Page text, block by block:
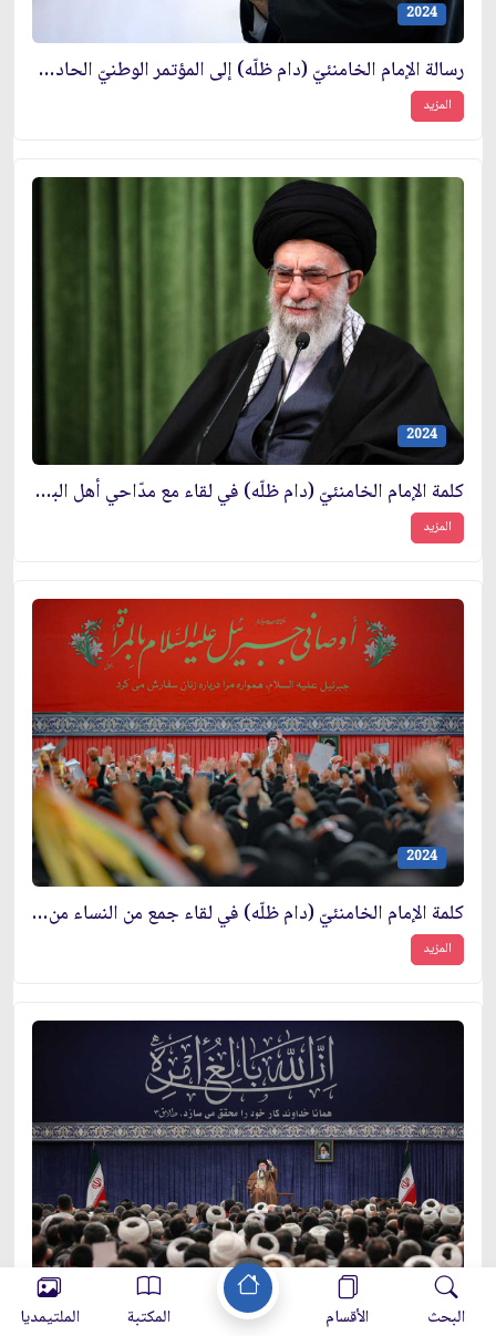
2024
رسالة الإمام الخامنئيّ (دام ظلّه) إلى المؤتمر الوطنيّ الحادي والثلاثين للصلاة
المزيد
2024
كلمة الإمام الخامنئيّ (دام ظلّه) في لقاء مع مدّاحي أهل البيت (عليهم السلام) وشعرائهم، في ذكرى ولادة السيّدة فاطمة الزّهراء (سلام الله عليها)
المزيد
2024
كلمة الإمام الخامنئيّ (دام ظلّه) في لقاء جمع من النساء من أرجاء البلاد
المزيد
2024
البحث الأقسام المكتبة الملتيمديا